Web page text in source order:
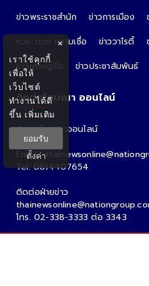
ข่าวพระราชสำนัก ข่าวการเมือง
หวย ดวง ความเชื่อ
ข่าววาไรตี้
ข่าวเศรษฐกิจ
ข่าวประชาสัมพันธ์
ติดต่อโฆษณา ออนไลน์
ติดต่อโฆษณาออนไลน์
คุณอ้อ
Email :
Tel: 0814407654
ติดต่อฝ่ายข่าว
โทร. 02-338-3333 ต่อ 3343
×
เราใช้คุกกี้
เพื่อให้
เว็บไซต์
ทำงานได้ดี
ขึ้น เพิ่มเติม
ยอมรับ
ตั้งค่า